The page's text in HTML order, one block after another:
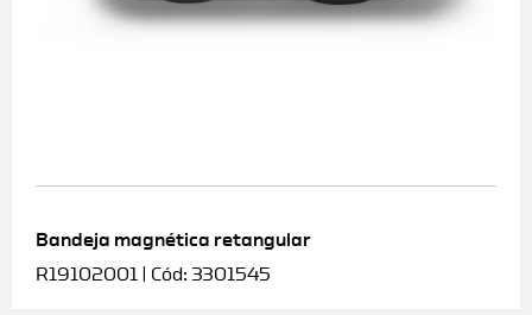
Bandeja magnética retangular
R19102001 | Cód: 3301545